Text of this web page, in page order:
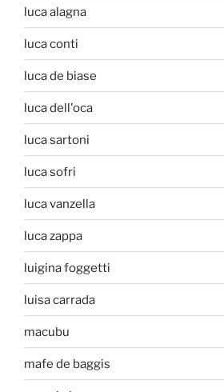
luca alagna
luca conti
luca de biase
luca dell'oca
luca sartoni
luca sofri
luca vanzella
luca zappa
luigina foggetti
luisa carrada
macubu
mafe de baggis